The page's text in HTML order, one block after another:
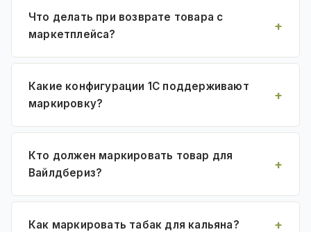
Что делать при возврате товара с
маркетплейса?
Какие конфигурации 1С поддерживают
маркировку?
Кто должен маркировать товар для
Вайлдбериз?
Как маркировать табак для кальяна?